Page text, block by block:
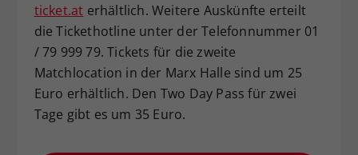
ticket.at erhältlich. Weitere Auskünfte erteilt
die Tickethotline unter der Telefonnummer 01
/ 79 999 79. Tickets für die zweite
Matchlocation in der Marx Halle sind um 25
Euro erhältlich. Den Two Day Pass für zwei
Tage gibt es um 35 Euro.